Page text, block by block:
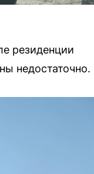
резиденции
недостаточно.